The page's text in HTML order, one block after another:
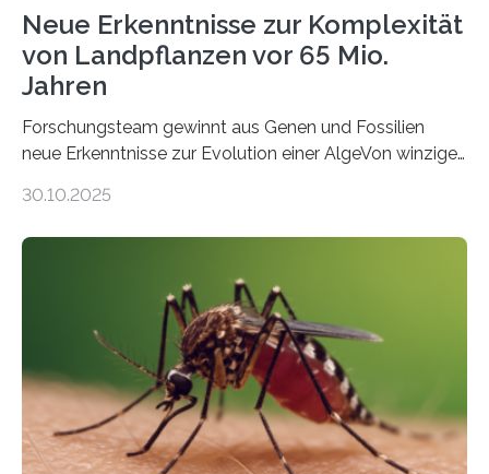
Neue Erkenntnisse zur Komplexität
von Landpflanzen vor 65 Mio.
Jahren
Forschungsteam gewinnt aus Genen und Fossilien
neue Erkenntnisse zur Evolution einer AlgeVon winzigen
Landpflanzen zählen zu den komplexesten
Grünalgen, die vor Hunderten von Millionen Jahren
lebten. Unter den Vorfahren sticht eine Gruppe heraus,
die noch heute in der Natur vorkommt: die
Süßwasseralge Coleochaetophyceae. Einige Arten
dieser Gruppe bilden aus Zellfäden dichte Geflechte
mit scheibenförmiger Gestalt. Was auffällig ist: Die
nächsten…
30.10.2025